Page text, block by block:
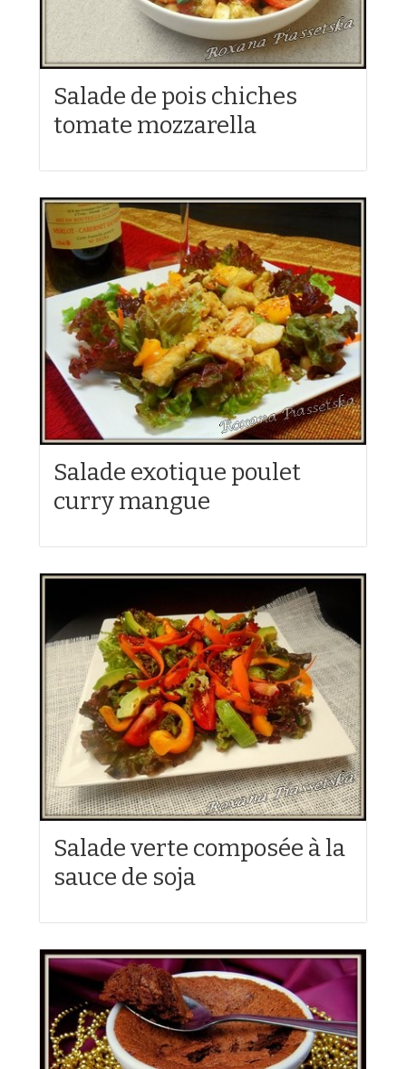
Salade de pois chiches
tomate mozzarella
Salade exotique poulet
curry mangue
Salade verte composée à la
sauce de soja